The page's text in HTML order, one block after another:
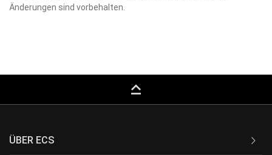
Änderungen sind vorbehalten.
keyboard_capslock
ÜBER ECS